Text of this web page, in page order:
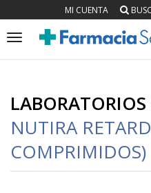
MI CUENTA
Toggle
NUTIRA
COMPRIMIDOS)